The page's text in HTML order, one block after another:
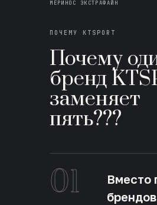
МЕРИНОС ЭКСТРАФАЙН
ПОЧЕМУ KTSPORT
Почему
бренд
заменяет
пять???
01
Вместо